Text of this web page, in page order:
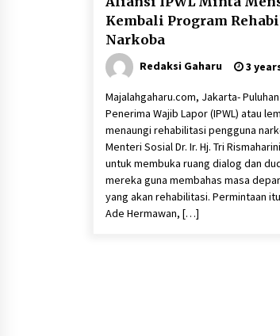
Kembali Program
Narkoba
Redaksi Gaharu 3
Majalahgaharu.com, Jakarta-
Penerima Wajib Lapor (IPWL) atau
menaungi rehabilitasi pengguna
Menteri Sosial Dr. Ir. Hj. Tri
untuk membuka ruang dialog dan
mereka guna membahas masa
yang akan rehabilitasi. Permintaan
Ade Hermawan, […]